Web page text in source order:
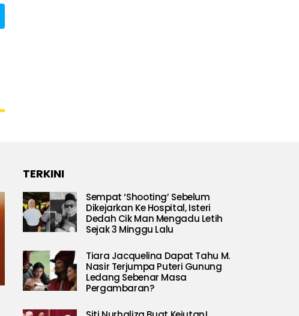
TERKINI
Sempat ‘Shooting’ Sebelum
Dikejarkan Ke Hospital, Isteri
Dedah Cik Man Mengadu Letih
Sejak 3 Minggu Lalu
Tiara Jacquelina Dapat Tahu M.
Nasir Terjumpa Puteri Gunung
Ledang Sebenar Masa
Pergambaran?